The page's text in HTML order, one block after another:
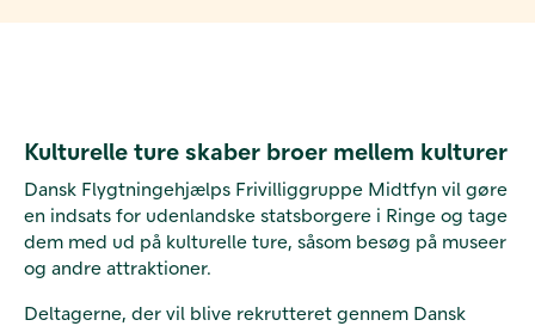
Kulturelle ture skaber broer mellem kulturer
Dansk Flygtningehjælps Frivilliggruppe Midtfyn vil gøre
en indsats for udenlandske statsborgere i Ringe og tage
dem med ud på kulturelle ture, såsom besøg på museer
og andre attraktioner.
Deltagerne, der vil blive rekrutteret gennem Dansk